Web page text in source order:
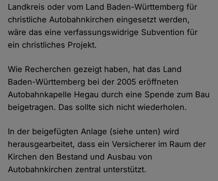
Landkreis oder vom Land Baden-Württemberg für
christliche Autobahnkirchen eingesetzt werden,
wäre das eine verfassungswidrige Subvention für
ein christliches Projekt.
Wie Recherchen gezeigt haben, hat das Land
Baden-Württemberg bei der 2005 eröffneten
Autobahnkapelle Hegau durch eine Spende zum Bau
beigetragen. Das sollte sich nicht wiederholen.
In der beigefügten Anlage (siehe unten) wird
herausgearbeitet, dass ein Versicherer im Raum der
Kirchen den Bestand und Ausbau von
Autobahnkirchen zentral unterstützt.